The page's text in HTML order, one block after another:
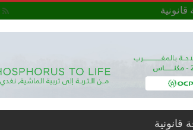
قانونية
قانونية